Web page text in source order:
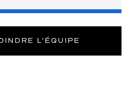
L’ÉQUIPE